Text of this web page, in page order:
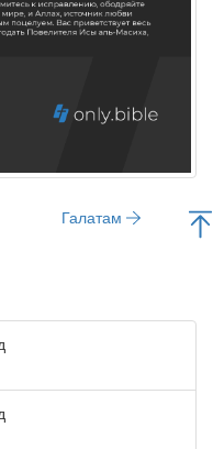
Галатам